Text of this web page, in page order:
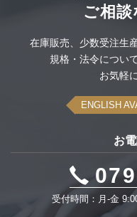
UPS無停電電
可搬型蓄電シス
このカテゴリーをすべ
このカテゴリーをすべ
感染対策品
このカテゴリーをすべ
ご相
在庫販売、 少数受注生産
規格・法令につい
お気軽
ENGLISH
お
受付時間：月-金